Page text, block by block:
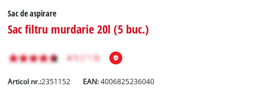
Sac de aspirare
Sac filtru murdarie 20l (5 buc.)
Articol nr.:2351152 EAN:4006825236040